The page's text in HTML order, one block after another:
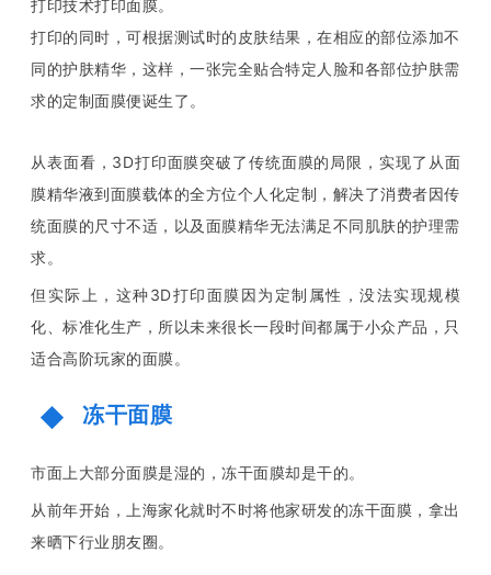
打印技术打印面膜。
打印的同时，可根据测试时的皮肤结果，在相应的部位添加不
同的护肤精华，这样，一张完全贴合特定人脸和各部位护肤需
求的定制面膜便诞生了。
从表面看，3D打印面膜突破了传统面膜的局限，实现了从面
膜精华液到面膜载体的全方位个人化定制，解决了消费者因传
统面膜的尺寸不适，以及面膜精华无法满足不同肌肤的护理需
求。
但实际上，这种3D打印面膜因为定制属性，没法实现规模
化、标准化生产，所以未来很长一段时间都属于小众产品，只
适合高阶玩家的面膜。
冻干面膜
市面上大部分面膜是湿的，冻干面膜却是干的。
从前年开始，上海家化就时不时将他家研发的冻干面膜，拿出
来晒下行业朋友圈。